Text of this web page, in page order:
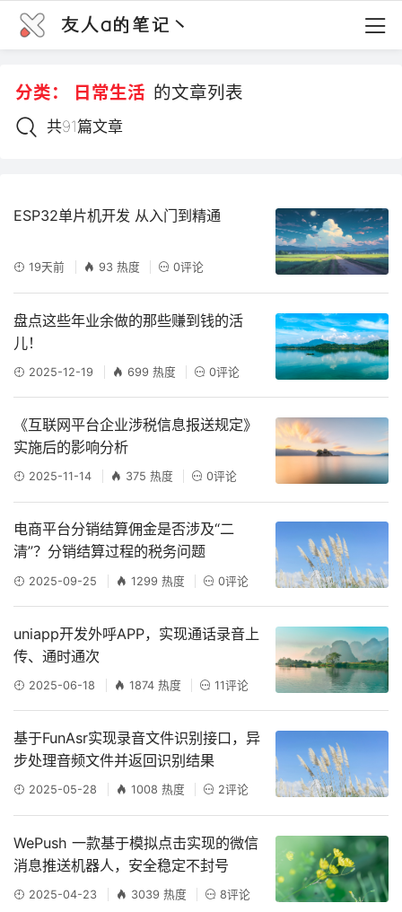
友人a的笔记丶
分类： 日常生活 的文章列表
共91篇文章
ESP32单片机开发 从入门到精通
19天前 93 热度 0评论
盘点这些年业余做的那些赚到钱的活
儿！
2025-12-19 699 热度 0评论
《互联网平台企业涉税信息报送规定》
实施后的影响分析
2025-11-14 375 热度 0评论
电商平台分销结算佣金是否涉及“二
清”？分销结算过程的税务问题
2025-09-25 1299 热度 0评论
uniapp开发外呼APP，实现通话录音上
传、通时通次
2025-06-18 1874 热度 11评论
基于FunAsr实现录音文件识别接口，异
步处理音频文件并返回识别结果
2025-05-28 1008 热度 2评论
WePush 一款基于模拟点击实现的微信
消息推送机器人，安全稳定不封号
2025-04-23 3039 热度 8评论